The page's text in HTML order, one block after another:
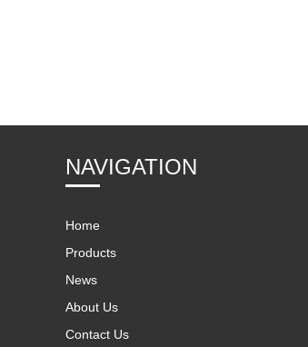
NAVIGATION
Home
Products
News
About Us
Contact Us